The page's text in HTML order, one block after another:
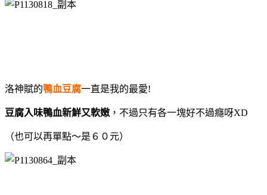
洛神賦的鴨血豆腐一直是我的最愛!
豆腐入味鴨血新鮮又軟嫩 ，不過只有各一塊好不過癮呀XD
（也可以再單點～是６０元）